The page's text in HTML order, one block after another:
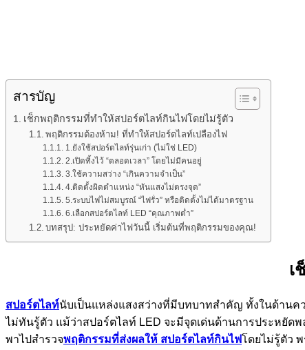
สารบัญ
เช็กพฤติกรรมที่ทำให้สปอร์ตไลท์กินไฟโดยไม่รู้ตัว
พฤติกรรมต้องห้าม! ที่ทำให้สปอร์ตไลท์เปลืองไฟ
1.ยังใช้สปอร์ตไลท์รุ่นเก่า (ไม่ใช่ LED)
2.เปิดทิ้งไว้ “ตลอดเวลา” โดยไม่มีคนอยู่
3.ใช้ความสว่าง “เกินความจำเป็น”
4.ติดตั้งผิดตำแหน่ง “หันแสงไม่ตรงจุด”
5.ระบบไฟไม่สมบูรณ์ “ไฟรั่ว” หรือติดตั้งไม่ได้มาตรฐาน
6.เลือกสปอร์ตไลท์ LED “คุณภาพต่ำ”
บทสรุป: ประหยัดค่าไฟวันนี้ เริ่มต้นที่พฤติกรรมของคุณ!
เ
สปอร์ตไลท์นับเป็นแหล่งแสงสว่างที่มีบทบาทสำคัญ ทั้งในด้านค
ไม่ทันรู้ตัว แม้ว่าสปอร์ตไลท์ LED จะมีจุดเด่นด้านการประหยั
พาไปสำรวจพฤติกรรมที่ส่งผลให้ สปอร์ตไลท์กินไฟ โดยไม่รู้ตัว